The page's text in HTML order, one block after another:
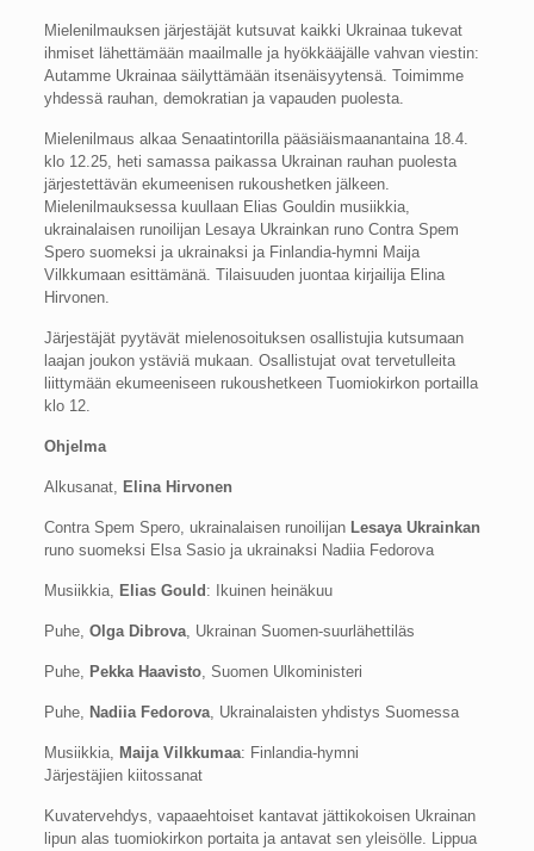
Mielenilmauksen järjestäjät kutsuvat kaikki Ukrainaa tukevat
ihmiset lähettämään maailmalle ja hyökkääjälle vahvan viestin:
Autamme Ukrainaa säilyttämään itsenäisyytensä. Toimimme
yhdessä rauhan, demokratian ja vapauden puolesta.
Mielenilmaus alkaa Senaatintorilla pääsiäismaanantaina 18.4.
klo 12.25, heti samassa paikassa Ukrainan rauhan puolesta
järjestettävän ekumeenisen rukoushetken jälkeen.
Mielenilmauksessa kuullaan Elias Gouldin musiikkia,
ukrainalaisen runoilijan Lesaya Ukrainkan runo Contra Spem
Spero suomeksi ja ukrainaksi ja Finlandia-hymni Maija
Vilkkumaan esittämänä. Tilaisuuden juontaa kirjailija Elina
Hirvonen.
Järjestäjät pyytävät mielenosoituksen osallistujia kutsumaan
laajan joukon ystäviä mukaan. Osallistujat ovat tervetulleita
liittymään ekumeeniseen rukoushetkeen Tuomiokirkon portailla
klo 12.
Ohjelma
Alkusanat, Elina Hirvonen
Contra Spem Spero, ukrainalaisen runoilijan Lesaya Ukrainkan
runo suomeksi Elsa Sasio ja ukrainaksi Nadiia Fedorova
Musiikkia, Elias Gould : Ikuinen heinäkuu
Puhe,Olga Dibrova, Ukrainan Suomen-suurlähettiläs
Puhe, Pekka Haavisto, Suomen Ulkoministeri
Puhe, Nadiia Fedorova, Ukrainalaisten yhdistys Suomessa
Musiikkia, Maija Vilkkumaa: Finlandia-hymni
Järjestäjien kiitossanat
Kuvatervehdys, vapaaehtoiset kantavat jättikokoisen Ukrainan
lipun alas tuomiokirkon portaita ja antavat sen yleisölle. Lippua